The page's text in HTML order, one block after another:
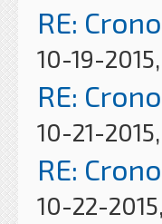
RE:
10-19-2015,
RE:
10-21-
RE:
10-22-